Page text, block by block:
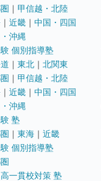
｜ 甲信越・北陸
｜ 近畿 ｜ 中国・四国
沖縄
個別指導塾
｜ 東北 ｜ 北関東
｜ 甲信越・北陸
｜ 近畿 ｜ 中国・四国
沖縄
塾
｜ 東海 ｜ 近畿
個別指導塾
一貫校対策 塾